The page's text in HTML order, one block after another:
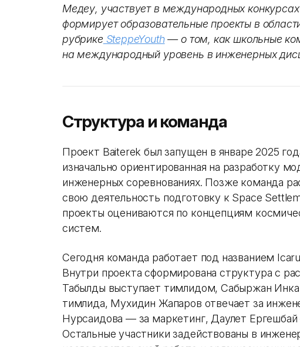
Медеу, участвует в международных
формирует образовательные проекты в
рубрике SteppeYouth— о том, как школьные
на международный уровень в инженерных
Структура и команда
Проект Baiterek был запущен в январе 2025
изначально ориентированная на разработку
инженерных соревнованиях. Позже команда
свою деятельность подготовку к Space
проекты оцениваются по концепциям
систем.
Сегодня команда работает под названием
Внутри проекта сформирована структура с
Табылды выступает тимлидом, Сабыржан
тимлида, Мухидин Жапаров отвечает за
Нурсаидова — за маркетинг, Даулет
Остальные участники задействованы в